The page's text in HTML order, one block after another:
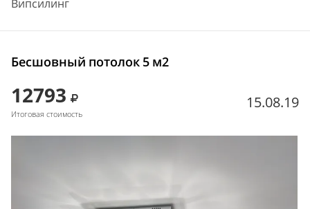
Випсилинг
Бесшовный потолок 5 м2
12793
Итоговая стоимость
15.08.19